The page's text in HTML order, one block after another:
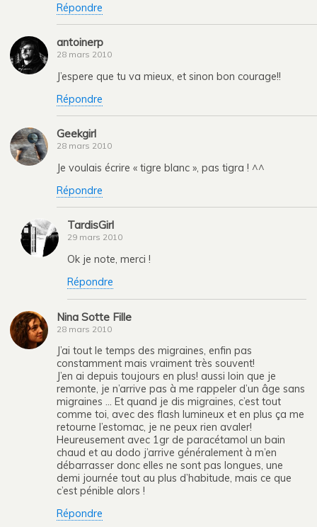
Répondre
antoinerp
28 mars 2010
J’espere que tu va mieux, et sinon bon courage!!
Répondre
Geekgirl
28 mars 2010
Je voulais écrire « tigre blanc », pas tigra ! ^^
Répondre
TardisGirl
29 mars 2010
Ok je note, merci !
Répondre
Nina Sotte Fille
28 mars 2010
J’ai tout le temps des migraines, enfin pas
constamment mais vraiment très souvent!
J’en ai depuis toujours en plus! aussi loin que je
remonte, je n’arrive pas à me rappeler d’un âge sans
migraines … Et quand je dis migraines, c’est tout
comme toi, avec des flash lumineux et en plus ça me
retourne l’estomac, je ne peux rien avaler!
Heureusement avec 1gr de paracétamol un bain
chaud et au dodo j’arrive généralement à m’en
débarrasser donc elles ne sont pas longues, une
demi journée tout au plus d’habitude, mais ce que
c’est pénible alors !
Répondre